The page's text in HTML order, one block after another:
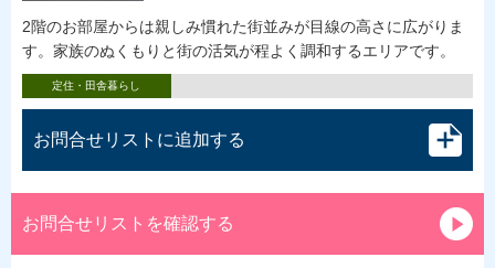
2階のお部屋からは親しみ慣れた街並みが目線の高さに広がりま
す。家族のぬくもりと街の活気が程よく調和するエリアです。
定住・田舎暮らし
お問合せリストに追加する
お問合せリストを確認する